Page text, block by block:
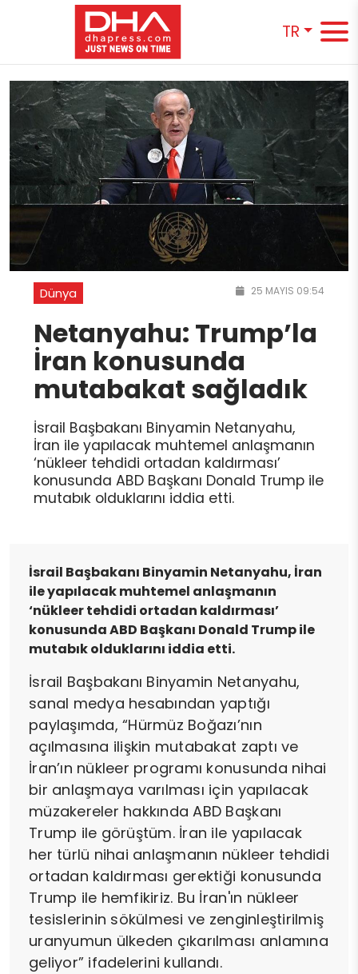
TR
Dünya 25 MAYIS 09:54
Netanyahu: Trump’la
İran konusunda
mutabakat sağladık
İsrail Başbakanı Binyamin Netanyahu,
İran ile yapılacak muhtemel anlaşmanın
‘nükleer tehdidi ortadan kaldırması’
konusunda ABD Başkanı Donald Trump ile
mutabık olduklarını iddia etti.
İsrail Başbakanı Binyamin Netanyahu, İran
ile yapılacak muhtemel anlaşmanın
‘nükleer tehdidi ortadan kaldırması’
konusunda ABD Başkanı Donald Trump ile
mutabık olduklarını iddia etti.
İsrail Başbakanı Binyamin Netanyahu,
sanal medya hesabından yaptığı
paylaşımda, “Hürmüz Boğazı’nın
açılmasına ilişkin mutabakat zaptı ve
İran’ın nükleer programı konusunda nihai
bir anlaşmaya varılması için yapılacak
müzakereler hakkında ABD Başkanı
Trump ile görüştüm. İran ile yapılacak
her türlü nihai anlaşmanın nükleer tehdidi
ortadan kaldırması gerektiği konusunda
Trump ile hemfikiriz. Bu İran'ın nükleer
tesislerinin sökülmesi ve zenginleştirilmiş
uranyumun ülkeden çıkarılması anlamına
geliyor” ifadelerini kullandı.